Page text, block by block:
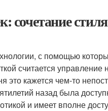
сочетание
с помощью
считается управление
это кажется чем-то
назад была
и имеет вполне